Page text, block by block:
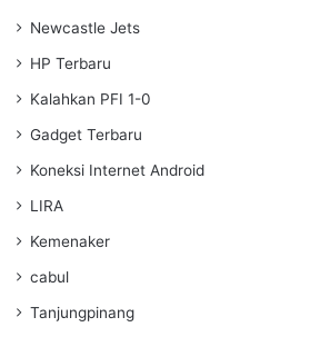
Newcastle Jets
HP Terbaru
Kalahkan PFI 1-0
Gadget Terbaru
Koneksi Internet Android
LIRA
Kemenaker
cabul
Tanjungpinang